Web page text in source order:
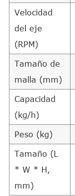
Velocidad
del eje
(RPM)
Tamaño de
malla (mm)
Capacidad
(kg/h)
Peso (kg)
Tamaño (L
* W * H,
mm)